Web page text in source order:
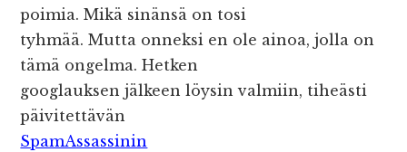
poimia. Mikä sinänsä on tosi
tyhmää. Mutta onneksi en ole ainoa, jolla on
tämä ongelma. Hetken
googlauksen jälkeen löysin valmiin, tiheästi
päivitettävän
SpamAssassinin